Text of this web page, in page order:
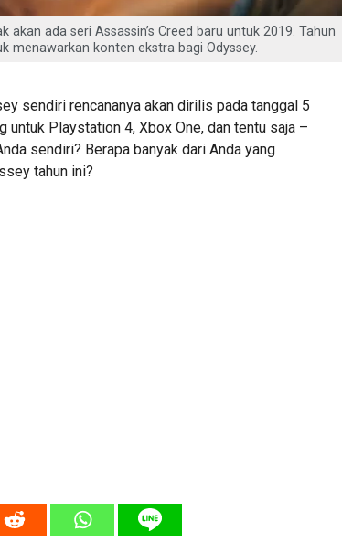
ada seri Assassin’s Creed baru untuk 2019. Tahun
menawarkan konten ekstra bagi Odyssey.
sendiri rencananya akan dirilis pada tanggal 5
untuk Playstation 4, Xbox One, dan tentu saja –
sendiri? Berapa banyak dari Anda yang
tahun ini?